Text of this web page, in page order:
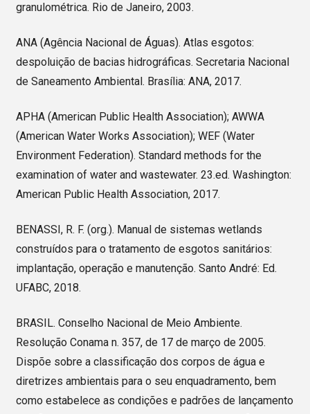
granulométrica. Rio de Janeiro, 2003.
ANA (Agência Nacional de Águas). Atlas esgotos:
despoluição de bacias hidrográficas. Secretaria Nacional
de Saneamento Ambiental. Brasília: ANA, 2017.
APHA (American Public Health Association); AWWA
(American Water Works Association); WEF (Water
Environment Federation). Standard methods for the
examination of water and wastewater. 23.ed. Washington:
American Public Health Association, 2017.
BENASSI, R. F. (org.). Manual de sistemas wetlands
construídos para o tratamento de esgotos sanitários:
implantação, operação e manutenção. Santo André: Ed.
UFABC, 2018.
BRASIL. Conselho Nacional de Meio Ambiente.
Resolução Conama n. 357, de 17 de março de 2005.
Dispõe sobre a classificação dos corpos de água e
diretrizes ambientais para o seu enquadramento, bem
como estabelece as condições e padrões de lançamento